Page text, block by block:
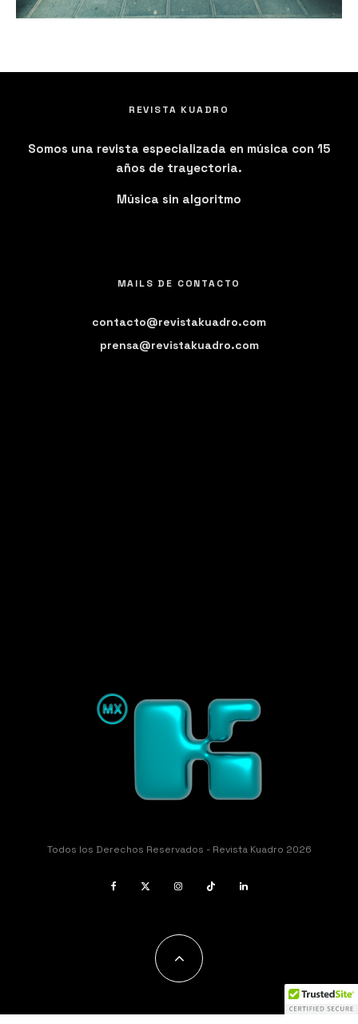
REVISTA KUADRO
Somos una revista especializada en música con 15
años de trayectoria.
Música sin algoritmo
MAILS DE CONTACTO
contacto@revistakuadro.com
prensa@revistakuadro.com
Todos los Derechos Reservados - Revista Kuadro 2026